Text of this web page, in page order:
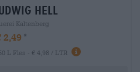
hell
Kaltenberg
2,49
L Fles - € 4,98 / LTR